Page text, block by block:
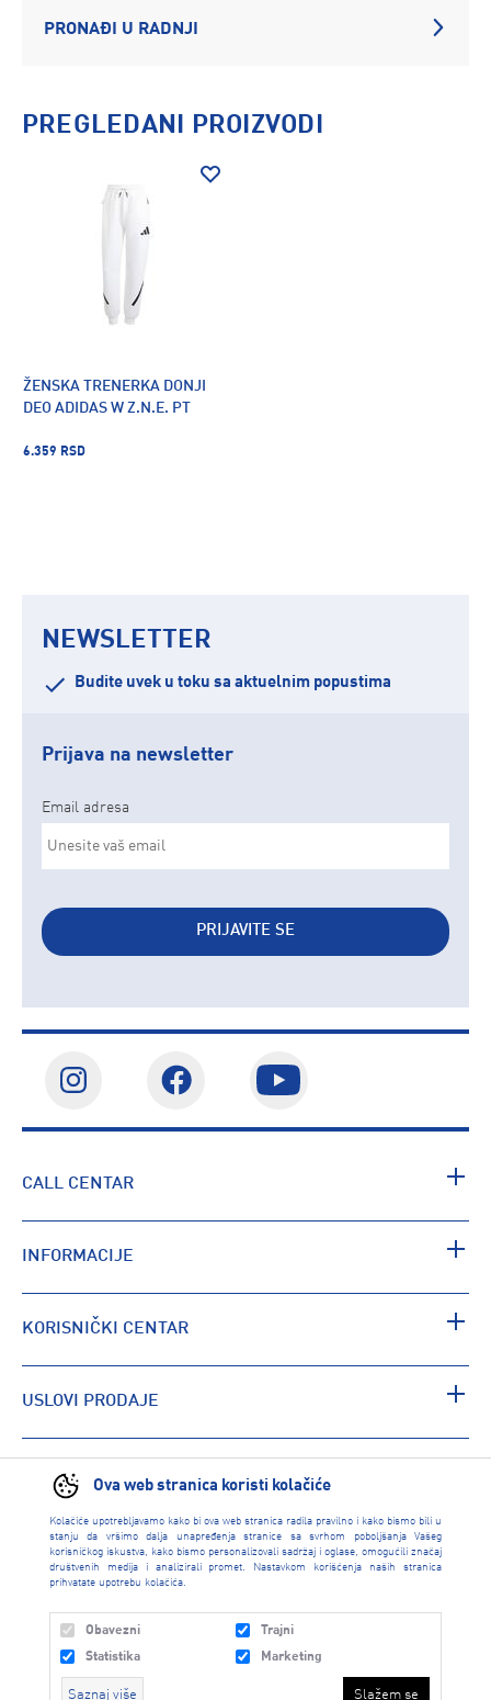
Ova web stranica koristi kolačiće
Kolačiće upotrebljavamo kako bi ova web stranica radila pravilno i kako bismo bili u
stanju da vršimo dalja unapređenja stranice sa svrhom poboljšanja Vašeg
korisničkog iskustva, kako bismo personalizovali sadržaj i oglase, omogućili značaj
društvenih medija i analizirali promet. Nastavkom korišćenja naših stranica
prihvatate upotrebu kolačića.
Obavezni
Trajni
Statistika
Marketing
Saznaj više Slažem se
PRONAĐI U RADNJI
PREGLEDANI PROIZVODI
ŽENSKA TRENERKA DONJI
DEO ADIDAS W Z.N.E. PT
6.359 RSD
NEWSLETTER
Budite uvek u toku sa aktuelnim popustima
Prijava na newsletter
Email adresa
PRIJAVITE SE
CALL CENTAR
INFORMACIJE
KORISNIČKI CENTAR
USLOVI PRODAJE
PRONAĐI RADNJU